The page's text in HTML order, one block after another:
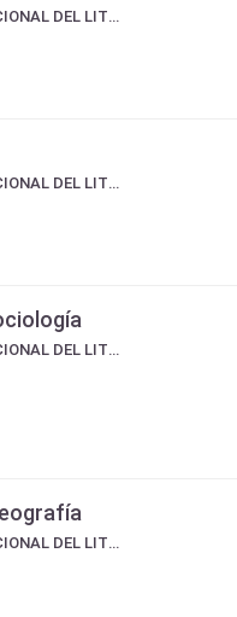
UNL - UNIVERSIDAD NACIONAL DEL LITORAL
UNL - UNIVERSIDAD NACIONAL DEL LITORAL
UNL - UNIVERSIDAD NACIONAL DEL LITORAL
UNL - UNIVERSIDAD NACIONAL DEL LITORAL